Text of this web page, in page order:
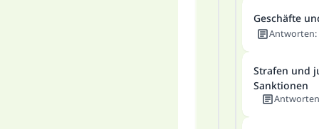
Geschäfte
Antworten:
Strafen und
Sanktionen
Antworten